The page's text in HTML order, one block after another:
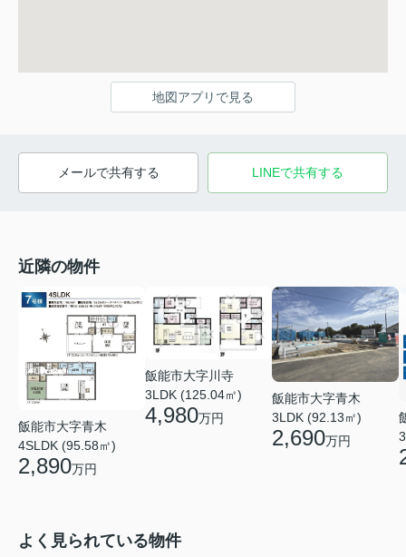
地図アプリで見る
メールで共有する LINEで共有する
近隣の物件
飯能市大字青木
4SLDK (95.58㎡)
2,890万円
飯能市大字川寺
3LDK (125.04㎡)
4,980万円
飯能市大字青木
3LDK (92.13㎡)
2,690万円
よく見られている物件